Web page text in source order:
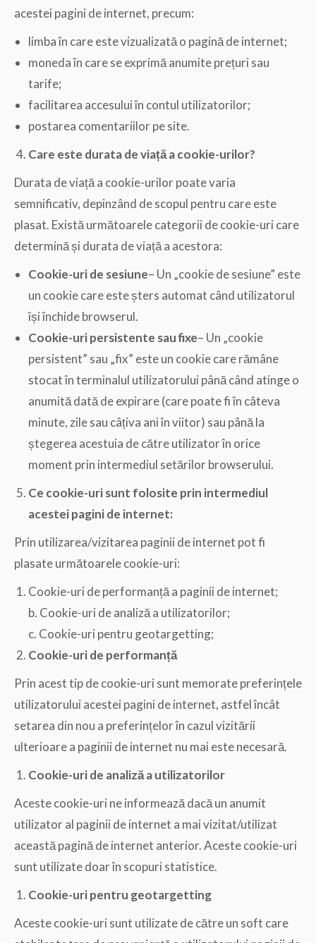
acestei pagini de internet, precum:
limba în care este vizualizată o pagină de internet;
moneda în care se exprimă anumite prețuri sau
tarife;
facilitarea accesului în contul utilizatorilor;
postarea comentariilor pe site.
Care este durata de viață a cookie-urilor?
Durata de viață a cookie-urilor poate varia
semnificativ, depinzând de scopul pentru care este
plasat. Există următoarele categorii de cookie-uri care
determină și durata de viață a acestora:
Cookie-uri de sesiune– Un „cookie de sesiune” este
un cookie care este șters automat când utilizatorul
își închide browserul.
Cookie-uri persistente sau fixe– Un „cookie
persistent” sau „fix” este un cookie care rămâne
stocat în terminalul utilizatorului până când atinge o
anumită dată de expirare (care poate fi în câteva
minute, zile sau câțiva ani în viitor) sau până la
ștegerea acestuia de către utilizator în orice
moment prin intermediul setărilor browserului.
Ce cookie-uri sunt folosite prin intermediul
acestei pagini de internet:
Prin utilizarea/vizitarea paginii de internet pot fi
plasate următoarele cookie-uri:
Cookie-uri de performanță a paginii de internet;
b. Cookie-uri de analiză a utilizatorilor;
c. Cookie-uri pentru geotargetting;
Cookie-uri de performanță
Prin acest tip de cookie-uri sunt memorate preferințele
utilizatorului acestei pagini de internet, astfel încât
setarea din nou a preferințelor în cazul vizitării
ulterioare a paginii de internet nu mai este necesară.
Cookie-uri de analiză a utilizatorilor
Aceste cookie-uri ne informează dacă un anumit
utilizator al paginii de internet a mai vizitat/utilizat
această pagină de internet anterior. Aceste cookie-uri
sunt utilizate doar în scopuri statistice.
Cookie-uri pentru geotargetting
Aceste cookie-uri sunt utilizate de către un soft care